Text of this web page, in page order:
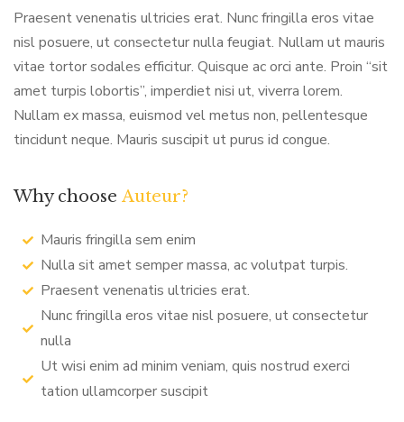
Praesent venenatis ultricies erat. Nunc fringilla eros vitae
nisl posuere, ut consectetur nulla feugiat. Nullam ut mauris
vitae tortor sodales efficitur. Quisque ac orci ante. Proin “sit
amet turpis lobortis”, imperdiet nisi ut, viverra lorem.
Nullam ex massa, euismod vel metus non, pellentesque
tincidunt neque. Mauris suscipit ut purus id congue.
Why choose Auteur?
Mauris fringilla sem enim
Nulla sit amet semper massa, ac volutpat turpis.
Praesent venenatis ultricies erat.
Nunc fringilla eros vitae nisl posuere, ut consectetur
nulla
Ut wisi enim ad minim veniam, quis nostrud exerci
tation ullamcorper suscipit